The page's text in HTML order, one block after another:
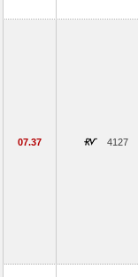
07.37 4127